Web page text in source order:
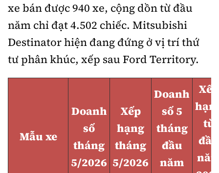
xe bán được 940 xe, cộng dồn từ đầu
năm chỉ đạt 4.502 chiếc. Mitsubishi
Destinator hiện đang đứng ở vị trí thứ
tư phân khúc, xếp sau Ford Territory.
Mẫu xe
Doanh
số
tháng
5/2026
Xếp
hạng
tháng
5/2026
Doanh
số 5
tháng
đầu
năm
Xếp
từ
đầu